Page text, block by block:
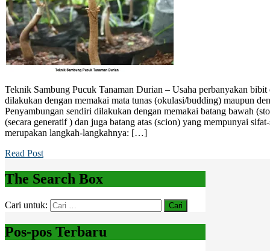
Teknik Sambung Pucuk Tanaman Durian – Usaha perbanyakan
dilakukan dengan memakai mata tunas (okulasi/budding) maupun
Penyambungan sendiri dilakukan dengan memakai batang bawah
(secara generatif ) dan juga batang atas (scion) yang mempunyai
merupakan langkah-langkahnya: […]
Read Post
The Search Box
Cari untuk:
Pos-pos Terbaru